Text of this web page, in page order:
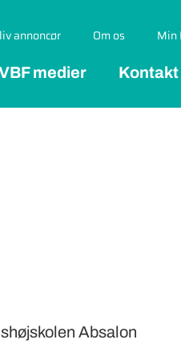
annoncør Om os Min
medier Kontakt
Absalon